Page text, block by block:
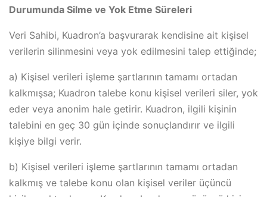
Durumunda Silme ve Yok Etme Süreleri
Veri Sahibi, Kuadron’a başvurarak kendisine ait kişisel
verilerin silinmesini veya yok edilmesini talep ettiğinde;
a) Kişisel verileri işleme şartlarının tamamı ortadan
kalkmışsa; Kuadron talebe konu kişisel verileri siler, yok
eder veya anonim hale getirir. Kuadron, ilgili kişinin
talebini en geç 30 gün içinde sonuçlandırır ve ilgili
kişiye bilgi verir.
b) Kişisel verileri işleme şartlarının tamamı ortadan
kalkmış ve talebe konu olan kişisel veriler üçüncü